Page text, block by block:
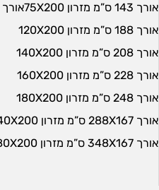
אורך 143 ס”מ מזרון 75X200אורך 168 ס”מ מזרון 100X200
אורך 188 ס”מ מזרון 120X200
אורך 208 ס”מ מזרון 140X200
אורך 228 ס”מ מזרון 160X200
אורך 248 ס”מ מזרון 180X200
אורך 288X167 ס”מ מזרון 140X200 + שזלונג
אורך 348X167 ס”מ מזרון 180X200 + שזלונג